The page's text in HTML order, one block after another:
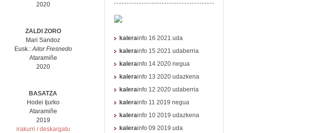
2020
ZALDI ZORO
Mari Sandoz
Eusk.:Aitor Fresnedo
Ataramiñe
2020
BASATZA
Hodei Ijurko
Ataramiñe
2019
irakurri / deskargatu
kalerainfo 16 2021 uda
kalerainfo 15 2021 udaberria
kalerainfo 14 2020 negua
kalerainfo 13 2020 udazkena
kalerainfo 12 2020 udaberria
kalerainfo 11 2019 negua
kalerainfo 10 2019 udazkena
kalerainfo 09 2019 uda